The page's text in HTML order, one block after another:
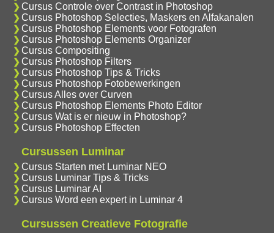
Cursus Controle over Contrast in Photoshop
Cursus Photoshop Selecties, Maskers en Alfakanalen
Cursus Photoshop Elements voor Fotografen
Cursus Photoshop Elements Organizer
Cursus Compositing
Cursus Photoshop Filters
Cursus Photoshop Tips & Tricks
Cursus Photoshop Fotobewerkingen
Cursus Alles over Curven
Cursus Photoshop Elements Photo Editor
Cursus Wat is er nieuw in Photoshop?
Cursus Photoshop Effecten
Cursussen Luminar
Cursus Starten met Luminar NEO
Cursus Luminar Tips & Tricks
Cursus Luminar AI
Cursus Word een expert in Luminar 4
Cursussen Creatieve Fotografie